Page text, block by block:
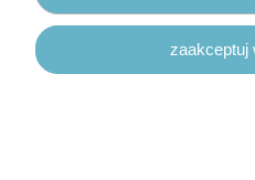
zaakceptuj